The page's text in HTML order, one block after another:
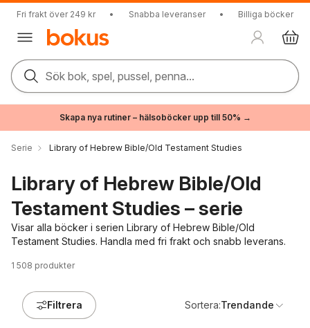
Fri frakt över 249 kr • Snabba leveranser • Billiga böcker
Sök bok, spel, pussel, penna...
Skapa nya rutiner – hälsoböcker upp till 50% →
Serie Library of Hebrew Bible/Old Testament Studies
Library of Hebrew Bible/Old
Testament Studies – serie
Visar alla böcker i serien Library of Hebrew Bible/Old
Testament Studies. Handla med fri frakt och snabb leverans.
1 508 produkter
Filtrera Sortera:Trendande